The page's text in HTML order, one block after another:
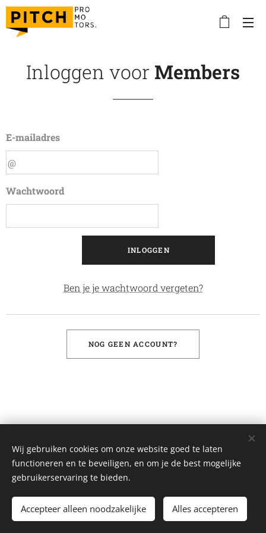
Inloggen voor Members
E-mailadres
Wachtwoord
INLOGGEN
Ben je je wachtwoord vergeten?
NOG GEEN ACCOUNT?
PitchPromotors.nl
Voorwaarden Cookies
Wij gebruiken cookies om onze website goed te laten
functioneren en te beveiligen, en om je de best mogelijke
gebruikerservaring te bieden.
Accepteer alleen noodzakelijke Alles accepteren